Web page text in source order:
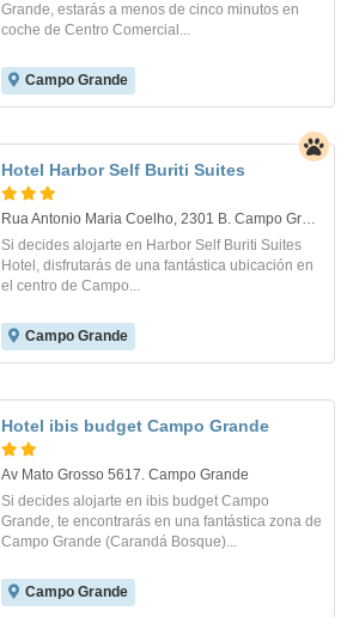
Grande, estarás a menos de cinco minutos en
coche de Centro Comercial...
Campo Grande
Hotel Harbor Self Buriti Suites
Rua Antonio Maria Coelho, 2301 B. Campo Grande
Si decides alojarte en Harbor Self Buriti Suites
Hotel, disfrutarás de una fantástica ubicación en
el centro de Campo...
Campo Grande
Hotel ibis budget Campo Grande
Av Mato Grosso 5617. Campo Grande
Si decides alojarte en ibis budget Campo
Grande, te encontrarás en una fantástica zona de
Campo Grande (Carandá Bosque)...
Campo Grande